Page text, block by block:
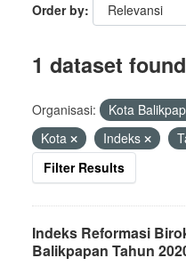
Order by
1 dataset found
Organisasi: Kota
Kota
Indeks
Filter Results
Indeks Reformasi
Balikpapan Tahun